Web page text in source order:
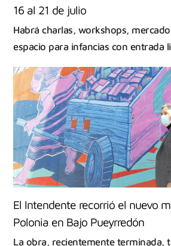
16 al 21 de julio
Habrá charlas, workshops,
espacio para infancias con entrada
El Intendente recorrió el nuevo
Polonia en Bajo Pueyrredón
La obra, recientemente terminada,